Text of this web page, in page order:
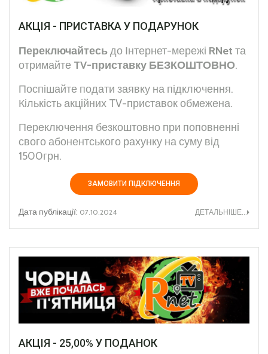
АКЦІЯ - ПРИСТАВКА У ПОДАРУНОК
Переключайтесьдо Інтернет-мережі RNet та
отримайте TV-приставку БЕЗКОШТОВНО.
Поспішайте подати заявку на підключення.
Кількість акційних TV-приставок обмежена.
Переключення безкоштовно при поповненні
свого абонентського рахунку на суму від
1500грн.
ЗАМОВИТИ ПІДКЛЮЧЕННЯ
Дата публікації: 07.10.2024 ДЕТАЛЬНІШЕ...
АКЦІЯ - 25,00% У ПОДАНОК